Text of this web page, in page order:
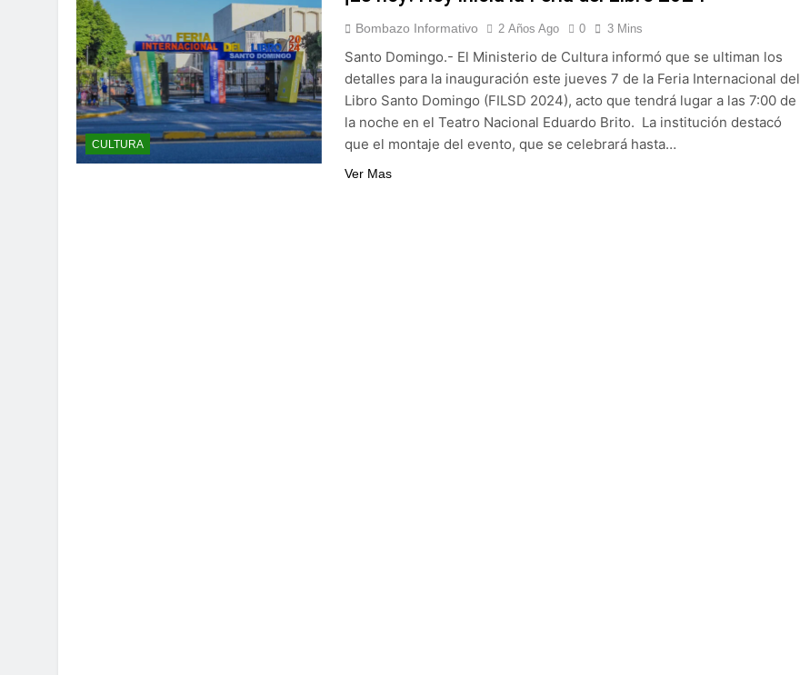
CULTURA
Bombazo Informativo 2 Años Ago 0 3 Mins
Santo Domingo.- El Ministerio de Cultura informó que se ultiman los
detalles para la inauguración este jueves 7 de la Feria Internacional del
Libro Santo Domingo (FILSD 2024), acto que tendrá lugar a las 7:00 de
la noche en el Teatro Nacional Eduardo Brito. La institución destacó
que el montaje del evento, que se celebrará hasta…
Ver Mas